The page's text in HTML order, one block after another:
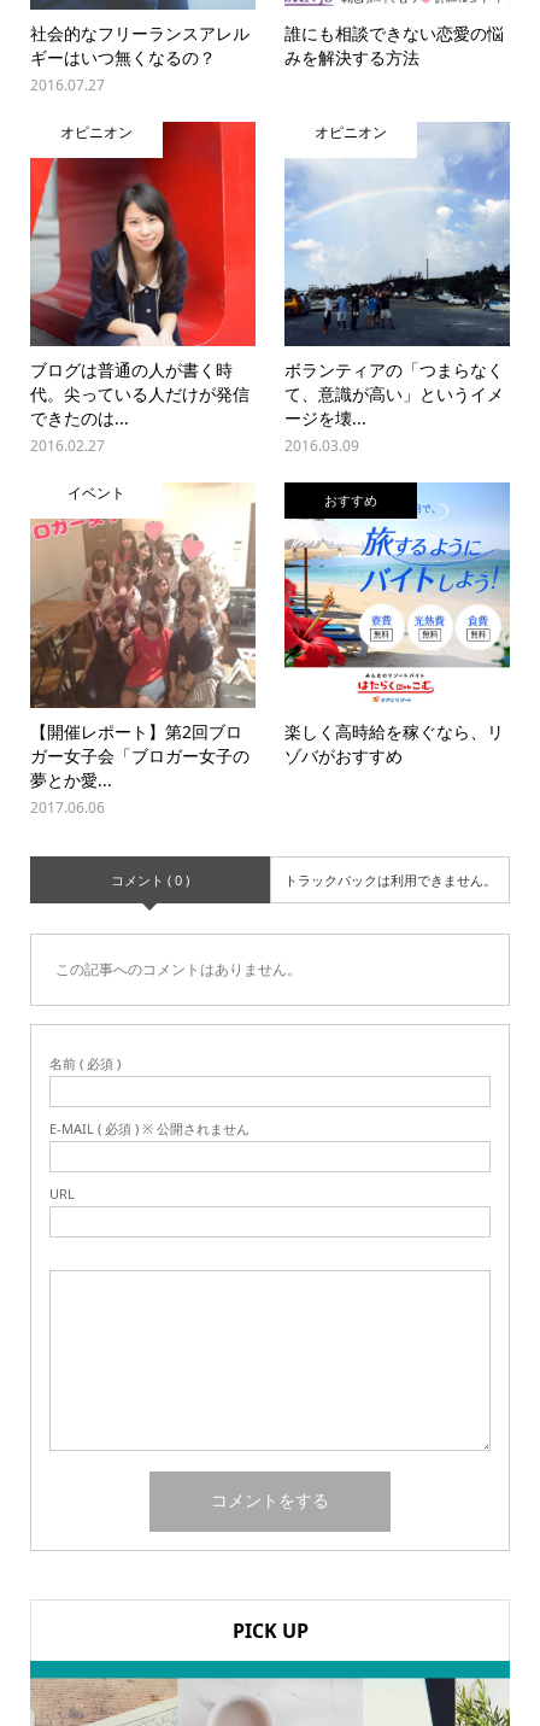
社会的なフリーランスアレル
ギーはいつ無くなるの？
2016.07.27
誰にも相談できない恋愛の悩
みを解決する方法
オピニオン
ブログは普通の人が書く時
代。尖っている人だけが発信
できたのは...
2016.02.27
オピニオン
ボランティアの「つまらなく
て、意識が高い」というイメ
ージを壊...
2016.03.09
イベント
【開催レポート】第2回ブロ
ガー女子会「ブロガー女子の
夢とか愛...
2017.06.06
おすすめ
楽しく高時給を稼ぐなら、リ
ゾバがおすすめ
コメント ( 0 ) トラックバックは利用できません。
この記事へのコメントはありません。
名前 ( 必須 )
E-MAIL ( 必須 ) ※ 公開されません
URL
PICK UP